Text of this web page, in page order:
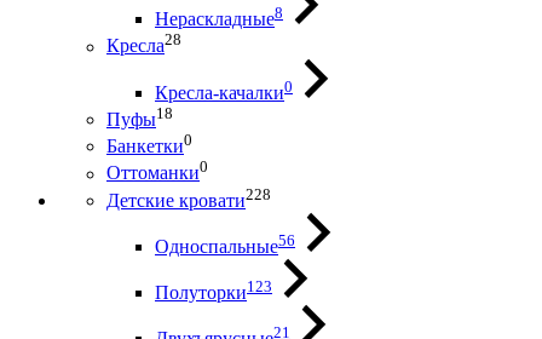
Нераскладные8
Кресла28
Кресла-качалки0
Пуфы18
Банкетки0
Оттоманки0
Детские кровати228
Односпальные56
Полуторки123
21